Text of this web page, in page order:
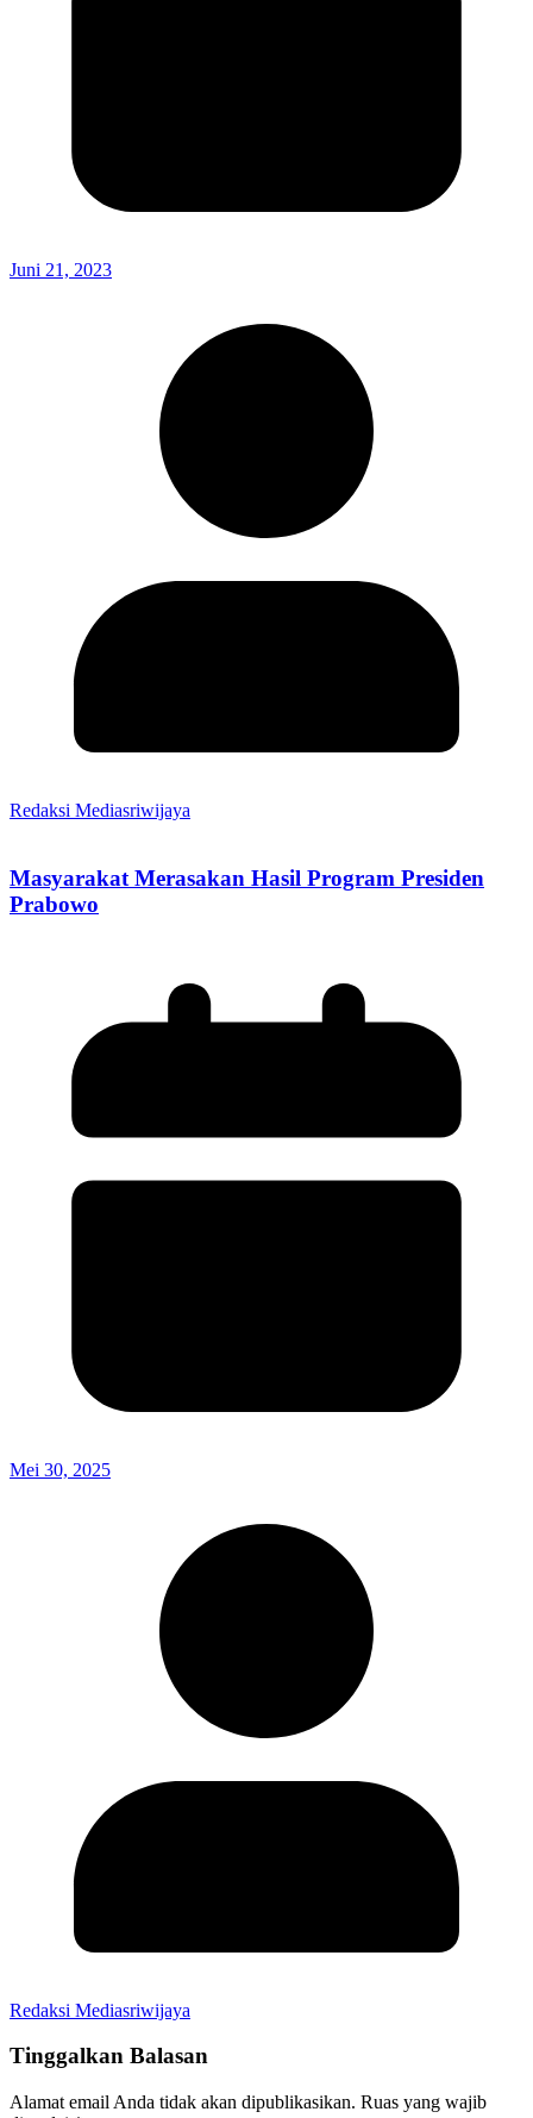
Juni 21, 2023
Redaksi Mediasriwijaya
Masyarakat Merasakan Hasil Program Presiden
Prabowo
Mei 30, 2025
Redaksi Mediasriwijaya
Tinggalkan Balasan
Alamat email Anda tidak akan dipublikasikan. Ruas yang wajib